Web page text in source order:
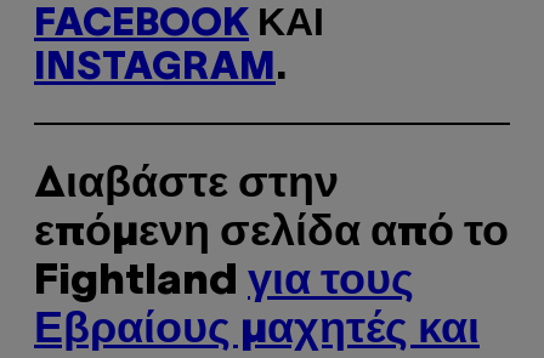
FACEBOOK ΚΑΙ
INSTAGRAM .
Διαβάστε στην
επόμενη σελίδα από το
Fightland για τους
Εβραίους μαχητές και